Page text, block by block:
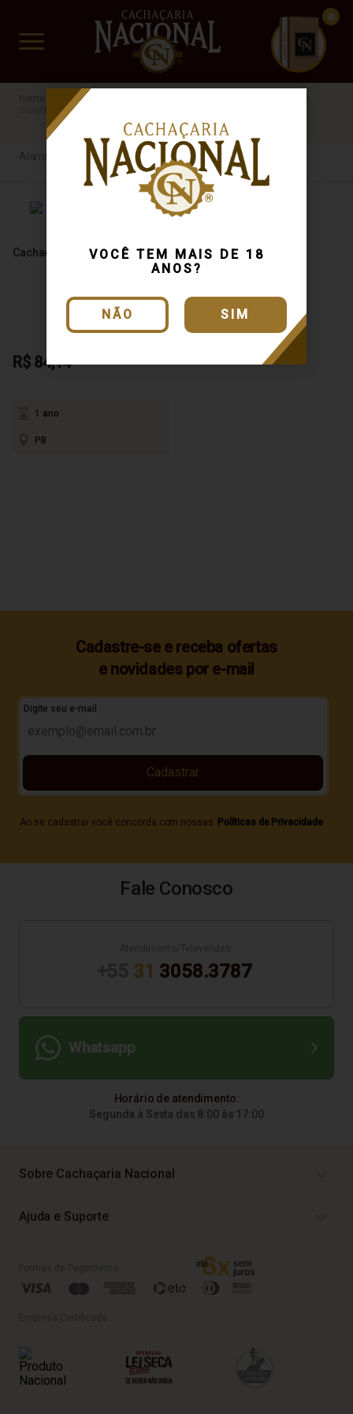
VOCÊ TEM MAIS DE 18
ANOS?
NÃO SIM
www.cachacarianacional.com.br
CUIDADO FRÁGIL
Cachaça
Envelhecida
Alambique Artesanal
Cachaça Gregório 700ml
R$ 84,14
1 ano
PB
Cadastre-se e receba ofertas
e novidades por e-mail
Digite seu e-mail
Ao se cadastrar você concorda com nossas Políticas de Privacidade
Cadastrar
Fale Conosco
31 3058.3787
Whatsapp
Horário de atendimento:
Segunda à Sexta das 8:00 às 17:00
Sobre Cachaçaria Nacional
Ajuda e Suporte